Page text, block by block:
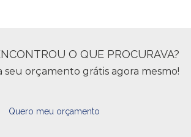
O QUE PROCURAVA?
seu orçamento grátis agora mesmo!
Quero meu orçamento